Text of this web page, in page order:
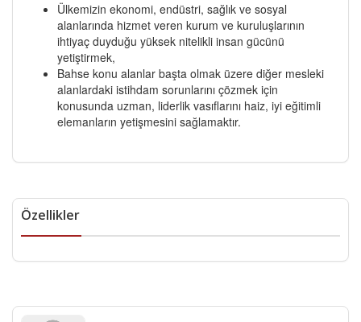
Ülkemizin ekonomi, endüstri, sağlık ve sosyal
alanlarında hizmet veren kurum ve kuruluşlarının
ihtiyaç duyduğu yüksek nitelikli insan gücünü
yetiştirmek,
Bahse konu alanlar başta olmak üzere diğer mesleki
alanlardaki istihdam sorunlarını çözmek için
konusunda uzman, liderlik vasıflarını haiz, iyi eğitimli
elemanların yetişmesini sağlamaktır.
Özellikler